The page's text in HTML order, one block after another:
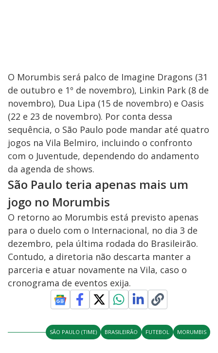
O Morumbis será palco de Imagine Dragons (31
de outubro e 1º de novembro), Linkin Park (8 de
novembro), Dua Lipa (15 de novembro) e Oasis
(22 e 23 de novembro). Por conta dessa
sequência, o São Paulo pode mandar até quatro
jogos na Vila Belmiro, incluindo o confronto
com o Juventude, dependendo do andamento
da agenda de shows.
São Paulo teria apenas mais um
jogo no Morumbis
O retorno ao Morumbis está previsto apenas
para o duelo com o Internacional, no dia 3 de
dezembro, pela última rodada do Brasileirão.
Contudo, a diretoria não descarta manter a
parceria e atuar novamente na Vila, caso o
cronograma de eventos exija.
SÃO PAULO (TIME) BRASILEIRÃO FUTEBOL MORUMBIS